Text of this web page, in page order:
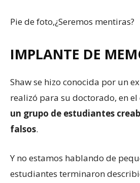
Pie de foto,¿Seremos mentiras?
IMPLANTE DE
Shaw se hizo conocida por un
realizó para su doctorado, en el
un grupo de estudiantes
falsos.
Y no estamos hablando de
estudiantes terminaron